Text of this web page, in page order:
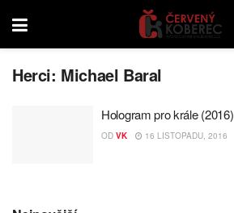
Herci: Michael Baral
Hologram pro krále (2016)
OD VK 16 LISTOPADU, 2016